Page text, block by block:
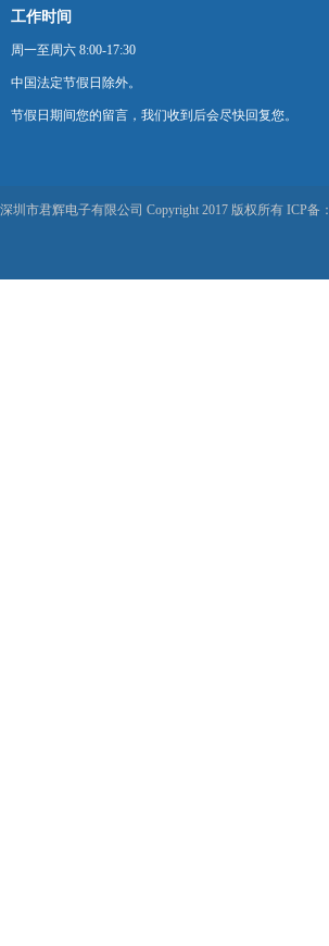
工作时间
周一至周六 8:00-17:30
中国法定节假日除外。
节假日期间您的留言，我们收到后会尽快回复您。
深圳市君辉电子有限公司 Copyright 2017 版权所有 ICP备：